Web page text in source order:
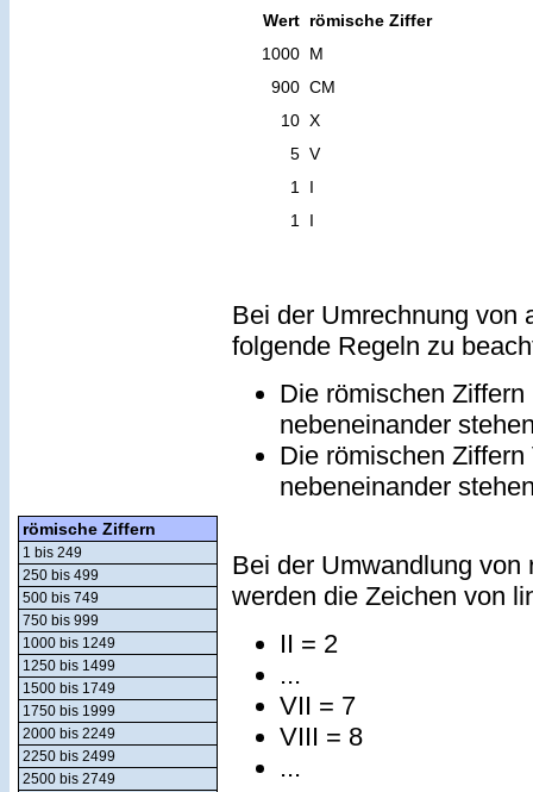
römische Ziffern
1 bis 249
250 bis 499
500 bis 749
750 bis 999
1000 bis 1249
1250 bis 1499
1500 bis 1749
1750 bis 1999
2000 bis 2249
2250 bis 2499
2500 bis 2749
Wert römische Ziffer
1000 M
900 CM
10 X
5 V
1
I
1
I
Bei der Umrechnung von
folgende Regeln zu
Die römischen
nebeneinander
Die römischen
nebeneinander
Bei der Umwandlung von
werden die Zeichen von
II = 2
...
VII = 7
VIII = 8
...